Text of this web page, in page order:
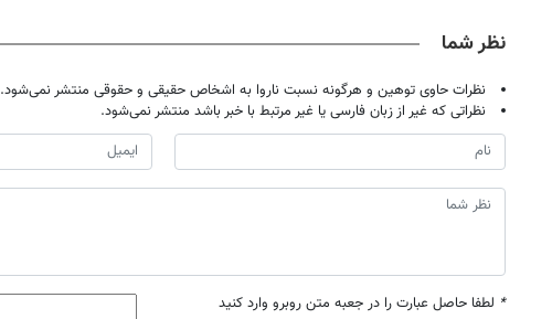
نظر شما
نظرات حاوی توهین و هرگونه نسبت ناروا به اشخاص حقیقی و حقوقی منتشر نمی‌شود.
نظراتی که غیر از زبان فارسی یا غیر مرتبط با خبر باشد منتشر نمی‌شود.
* لطفا حاصل عبارت را در جعبه متن روبرو وارد کنید